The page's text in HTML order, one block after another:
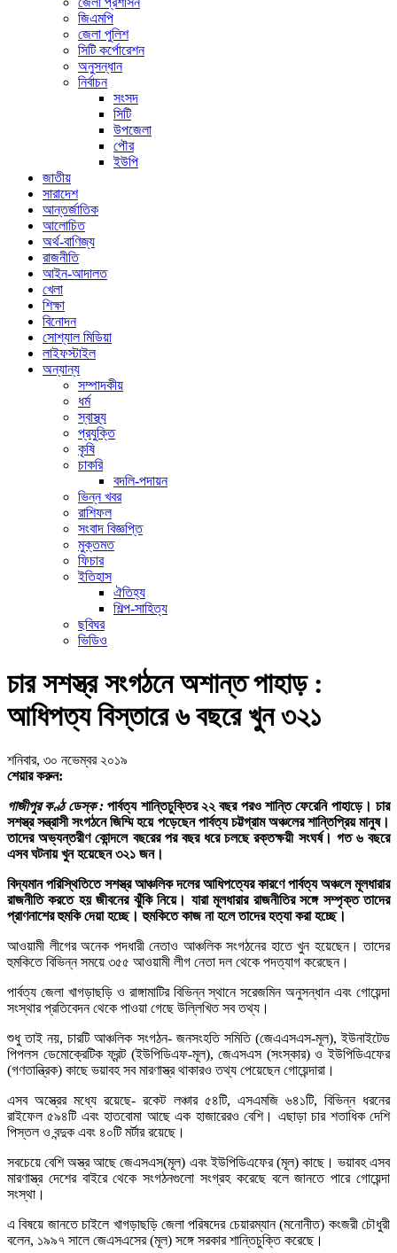
জিএমপি
জেলা পুলিশ
সিটি কর্পোরেশন
অনুসন্ধান
নির্বাচন
সংসদ
সিটি
উপজেলা
পৌর
ইউপি
জাতীয়
সারাদেশ
আন্তর্জাতিক
আলোচিত
অর্থ-বাণিজ্য
রাজনীতি
আইন-আদালত
খেলা
শিক্ষা
বিনোদন
সোশ্যাল মিডিয়া
লাইফস্টাইল
অন্যান্য
সম্পাদকীয়
ধর্ম
স্বাস্থ্য
প্রযুক্তি
কৃষি
চাকরি
বদলি-পদায়ন
ভিন্ন খবর
রাশিফল
সংবাদ বিজ্ঞপ্তি
মুক্তমত
ফিচার
ইতিহাস
ঐতিহ্য
শিল্প-সাহিত্য
ছবিঘর
ভিডিও
চার সশস্ত্র সংগঠনে অশান্ত পাহাড় :
আধিপত্য বিস্তারে ৬ বছরে খুন ৩২১
শনিবার, ৩০ নভেম্বর ২০১৯
শেয়ার করুন:
গাজীপুর কণ্ঠ ডেস্ক : পার্বত্য শান্তিচুক্তির ২২ বছর পরও শান্তি ফেরেনি পাহাড়ে। চার
সশস্ত্র সন্ত্রাসী সংগঠনে জিম্মি হয়ে পড়েছেন পার্বত্য চট্টগ্রাম অঞ্চলের শান্তিপ্রিয় মানুষ।
তাদের অভ্যন্তরীণ কোন্দলে বছরের পর বছর ধরে চলছে রক্তক্ষয়ী সংঘর্ষ। গত ৬ বছরে
এসব ঘটনায় খুন হয়েছেন ৩২১ জন।
বিদ্যমান পরিস্থিতিতে সশস্ত্র আঞ্চলিক দলের আধিপত্যের কারণে পার্বত্য অঞ্চলে মূলধারার
রাজনীতি করতে হয় জীবনের ঝুঁকি নিয়ে। যারা মূলধারার রাজনীতির সঙ্গে সম্পৃক্ত তাদের
প্রাণনাশের হুমকি দেয়া হচ্ছে। হুমকিতে কাজ না হলে তাদের হত্যা করা হচ্ছে।
আওয়ামী লীগের অনেক পদধারী নেতাও আঞ্চলিক সংগঠনের হাতে খুন হয়েছেন। তাদের
হুমকিতে বিভিন্ন সময়ে ৩৫৫ আওয়ামী লীগ নেতা দল থেকে পদত্যাগ করেছেন।
পার্বত্য জেলা খাগড়াছড়ি ও রাঙ্গামাটির বিভিন্ন স্থানে সরেজমিন অনুসন্ধান এবং গোয়েন্দা
সংস্থার প্রতিবেদন থেকে পাওয়া গেছে উল্লিখিত সব তথ্য।
শুধু তাই নয়, চারটি আঞ্চলিক সংগঠন- জনসংহতি সমিতি (জেএএসএস-মূল), ইউনাইটেড
পিপলস ডেমোক্রেটিক ফ্রন্ট (ইউপিডিএফ-মূল), জেএসএস (সংস্কার) ও ইউপিডিএফের
(গণতান্ত্রিক) কাছে ভয়াবহ সব মারণাস্ত্র থাকারও তথ্য পেয়েছেন গোয়েন্দারা।
এসব অস্ত্রের মধ্যে রয়েছে- রকেট লঞ্চার ৫৪টি, এসএমজি ৬৪১টি, বিভিন্ন ধরনের
রাইফেল ৫৯৪টি এবং হাতবোমা আছে এক হাজারেরও বেশি। এছাড়া চার শতাধিক দেশি
পিস্তল ও বন্দুক এবং ৪০টি মর্টার রয়েছে।
সবচেয়ে বেশি অস্ত্র আছে জেএসএস(মূল) এবং ইউপিডিএফের (মূল) কাছে। ভয়াবহ এসব
মারণাস্ত্র দেশের বাইরে থেকে সংগঠনগুলো সংগ্রহ করেছে বলে জানতে পারে গোয়েন্দা
সংস্থা।
এ বিষয়ে জানতে চাইলে খাগড়াছড়ি জেলা পরিষদের চেয়ারম্যান (মনোনীত) কংজরী চৌধুরী
বলেন, ১৯৯৭ সালে জেএসএসের (মূল) সঙ্গে সরকার শান্তিচুক্তি করেছে।